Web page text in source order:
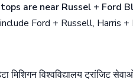
are near Russel + Ford
Ford + Russell, Harris
मिशिगन विश्वविद्यालय